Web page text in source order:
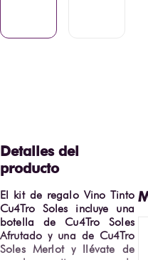
El kit de regalo Vino Tinto
Cu4Tro Soles incluye una
botella de Cu4Tro Soles
Afrutado y una de Cu4Tro
Soles Merlot y llévate de